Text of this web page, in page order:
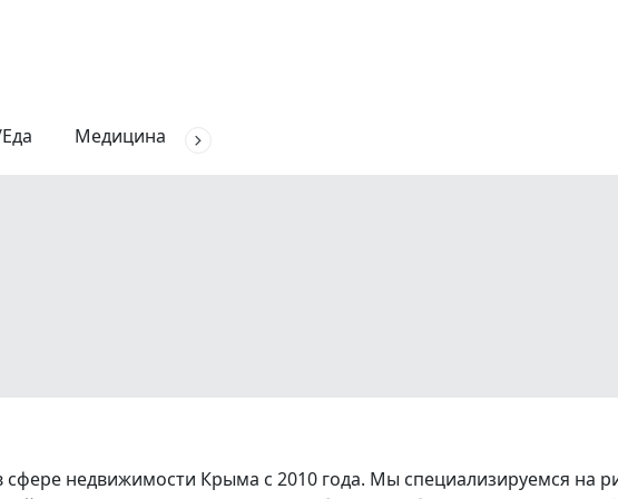
Медицина
недвижимости Крыма с 2010 года. Мы специализируемся на